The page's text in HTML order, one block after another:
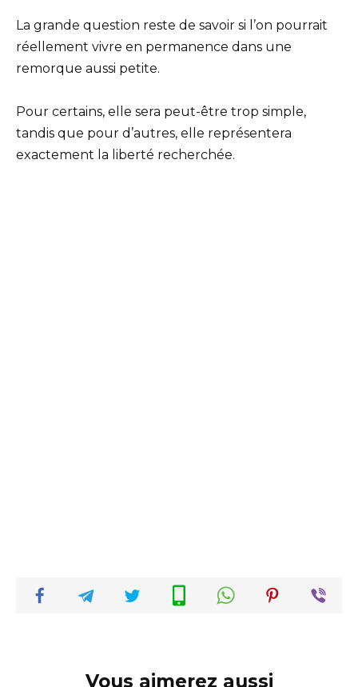
La grande question reste de savoir si l’on pourrait
réellement vivre en permanence dans une
remorque aussi petite.
Pour certains, elle sera peut-être trop simple,
tandis que pour d’autres, elle représentera
exactement la liberté recherchée.
Vous aimerez aussi